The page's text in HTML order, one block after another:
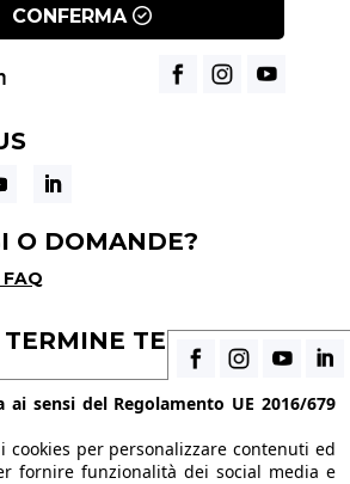
CONFERMA
O DOMANDE?
TECNICO TI
di fotografia
Italiano di Fotografia® srl, Via
ai sensi del Regolamento UE 2016/679
cookies per personalizzare contenuti ed
fornire funzionalità dei social media e